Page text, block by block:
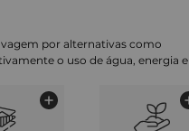
por alternativas como
o uso de água, energia e